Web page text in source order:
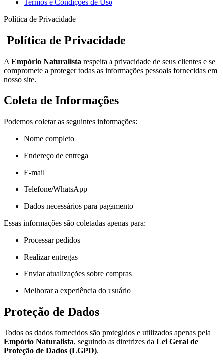
Termos e Condições de Uso
Política de Privacidade
Política de Privacidade
A Empório Naturalista respeita a privacidade de seus clientes e se
compromete a proteger todas as informações pessoais fornecidas em
nosso site.
Coleta de Informações
Podemos coletar as seguintes informações:
Nome completo
Endereço de entrega
E-mail
Telefone/WhatsApp
Dados necessários para pagamento
Essas informações são coletadas apenas para:
Processar pedidos
Realizar entregas
Enviar atualizações sobre compras
Melhorar a experiência do usuário
Proteção de Dados
Todos os dados fornecidos são protegidos e utilizados apenas pela
Empório Naturalista, seguindo as diretrizes da Lei Geral de
Proteção de Dados (LGPD).